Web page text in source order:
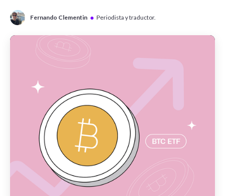
Fernando Clementin ● Periodista y traductor.